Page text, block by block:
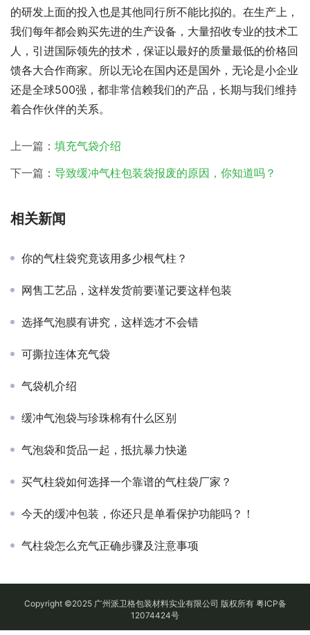
的研发上面的投入也是其他同行所不能比拟的。在生产上，
我们每年都会购买先进的生产设备，大量招收专业的技术工
人，引进国际领先的技术，保证以最好的质量最低的价格回
馈各大合作商家。所以无论在国内还是国外，无论是小企业
还是全球500强，都非常信赖我们的产品，长期与我们维持
着合作伙伴的关系。
上一篇： 填充气袋介绍
下一篇： 导致缓冲气柱包装袋报废的原因，你知道吗？
相关新闻
你的气柱袋究竟该用多少根气柱？
网售工艺品，这样发货前要谨记要这样包装
选择气泡膜有讲究，这样选才不会错
可撕拉连体充气袋
气袋机介绍
缓冲气泡袋与珍珠棉有什么区别
气泡袋和货品一起，抵抗暴力快递
买气柱袋如何选择一个靠谱的气柱袋厂家？
今天的缓冲包装，你还只是单看保护功能吗？！
气柱袋怎么充气正确步骤及注意事项
Copyright ©2025 广州派卫格包装材料实业有限公司 版权所有 粤ICP备
12074424号